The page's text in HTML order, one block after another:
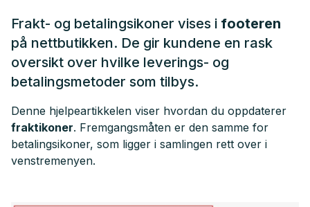
Frakt- og betalingsikoner vises i footeren
på nettbutikken. De gir kundene en rask
oversikt over hvilke leverings- og
betalingsmetoder som tilbys.
Denne hjelpeartikkelen viser hvordan du oppdaterer
fraktikoner. Fremgangsmåten er den samme for
betalingsikoner, som ligger i samlingen rett over i
venstremenyen.